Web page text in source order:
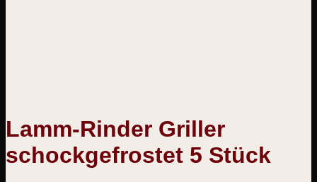
Lamm-Rinder Griller
schockgefrostet 5 Stück